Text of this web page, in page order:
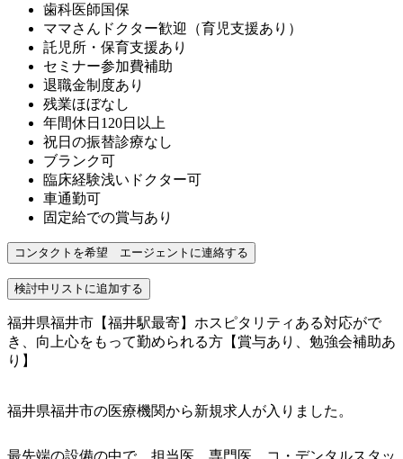
歯科医師国保
ママさんドクター歓迎（育児支援あり）
託児所・保育支援あり
セミナー参加費補助
退職金制度あり
残業ほぼなし
年間休日120日以上
祝日の振替診療なし
ブランク可
臨床経験浅いドクター可
車通勤可
固定給での賞与あり
福井県福井市【福井駅最寄】ホスピタリティある対応がで
き、向上心をもって勤められる方【賞与あり、勉強会補助あ
り】
福井県福井市の医療機関から新規求人が入りました。